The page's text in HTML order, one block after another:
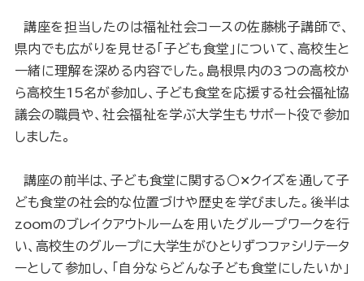
講座を担当したのは福祉社会コースの佐藤桃子講師で、
県内でも広がりを見せる「子ども食堂」について、高校生と
一緒に理解を深める内容でした。島根県内の3つの高校か
ら高校生15名が参加し、子ども食堂を応援する社会福祉協
議会の職員や、社会福祉を学ぶ大学生もサポート役で参加
しました。
講座の前半は、子ども食堂に関する○✕クイズを通して子
ども食堂の社会的な位置づけや歴史を学びました。後半は
zoomのブレイクアウトルームを用いたグループワークを行
い、高校生のグループに大学生がひとりずつファシリテータ
ーとして参加し、「自分ならどんな子ども食堂にしたいか」